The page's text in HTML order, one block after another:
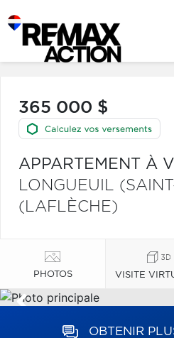
365 000 $
APPARTEMENT À
LONGUEUIL
(LAFLÈCHE)
PHOTOS VISITE
OBTENIR